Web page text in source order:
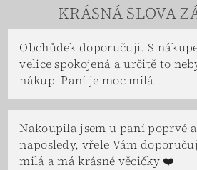
KRÁSNÁ SLOVA
Obchůdek doporučuji. S
velice spokojená a určitě to
nákup. Paní je moc milá.
Nakoupila jsem u paní poprvé
naposledy, vřele Vám
milá a má krásné věcičky ❤️